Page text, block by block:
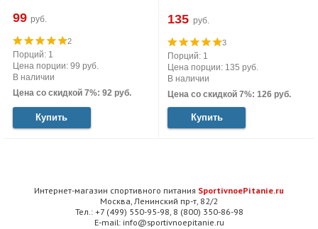
99 руб.
2
Порций: 1
Цена порции: 99 руб.
В наличии
Цена со скидкой 7%: 92 руб.
Купить
135 руб.
3
Порций: 1
Цена порции: 135 руб.
В наличии
Цена со скидкой 7%: 126 руб.
Купить
Интернет-магазин спортивного питания SportivnoePitanie.ru
Москва, Ленинский пр-т, 82/2
Тел.: +7 (499) 550-95-98, 8 (800) 350-86-98
E-mail: info@sportivnoepitanie.ru